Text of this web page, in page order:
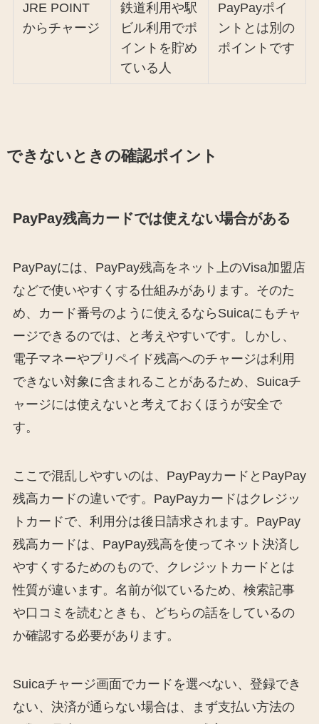
JRE POINT
からチャージ
鉄道利用や駅
ビル利用でポ
イントを貯め
ている人
PayPayポイ
ントとは別の
ポイントです
できないときの確認ポイント
PayPay残高カードでは使えない場合がある
PayPayには、PayPay残高をネット上のVisa加盟店
などで使いやすくする仕組みがあります。そのた
め、カード番号のように使えるならSuicaにもチャ
ージできるのでは、と考えやすいです。しかし、
電子マネーやプリペイド残高へのチャージは利用
できない対象に含まれることがあるため、Suicaチ
ャージには使えないと考えておくほうが安全で
す。
ここで混乱しやすいのは、PayPayカードとPayPay
残高カードの違いです。PayPayカードはクレジッ
トカードで、利用分は後日請求されます。PayPay
残高カードは、PayPay残高を使ってネット決済し
やすくするためのもので、クレジットカードとは
性質が違います。名前が似ているため、検索記事
や口コミを読むときも、どちらの話をしているの
か確認する必要があります。
Suicaチャージ画面でカードを選べない、登録でき
ない、決済が通らない場合は、まず支払い方法の